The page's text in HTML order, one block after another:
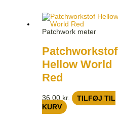
Patchwork meter
Patchworkstof
Hellow World
Red
36,00kr.
TILFØJ TIL
KURV